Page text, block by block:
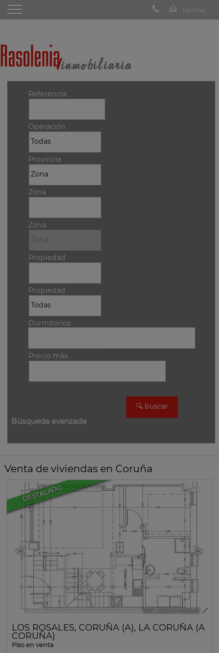
Referencia
Operación
Provincia
Zona
Zona
Propiedad
Propiedad
Dormitorios
Precio máx.
Búsqueda avanzada
Venta de viviendas en Coruña
DESTACADO
< >
31
Ref.. RASO-634227 🔗
LOS ROSALES, CORUÑA (A), LA CORUÑA (A
CORUÑA)
Piso en venta